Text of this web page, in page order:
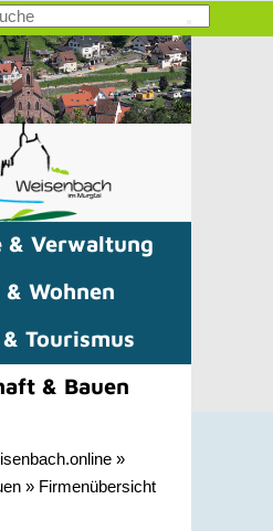
& Verwaltung
& Wohnen
Tourismus
& Bauen
»
» Firmenübersicht